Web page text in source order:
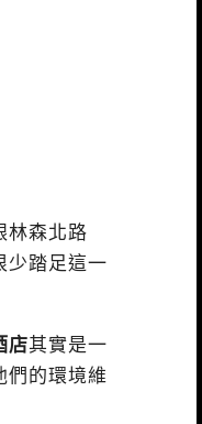
林森北路
少踏足這一
店其實是一
們的環境維